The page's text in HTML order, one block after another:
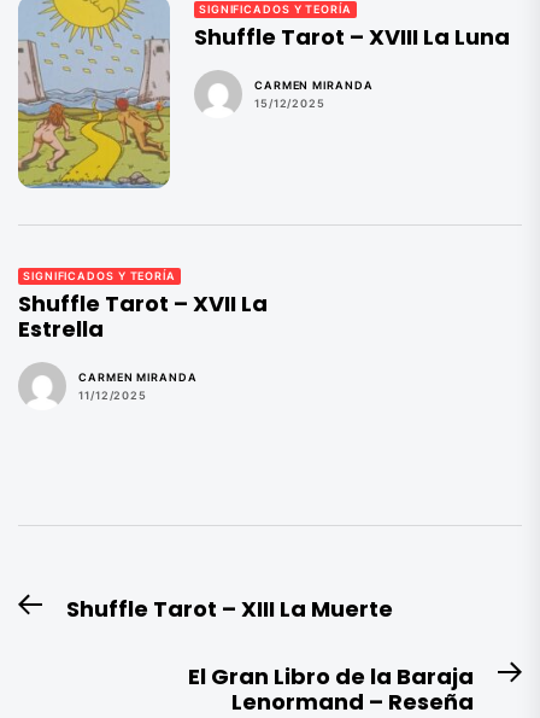
SIGNIFICADOS Y TEORÍA
Shuffle Tarot – XVIII La Luna
CARMEN MIRANDA
15/12/2025
SIGNIFICADOS Y TEORÍA
Shuffle Tarot – XVII La
Estrella
CARMEN MIRANDA
11/12/2025
Navegación
de
EntradaShuffle Tarot – XIII La Muerte
El Gran Libro de la Baraja
Lenormand – Reseña